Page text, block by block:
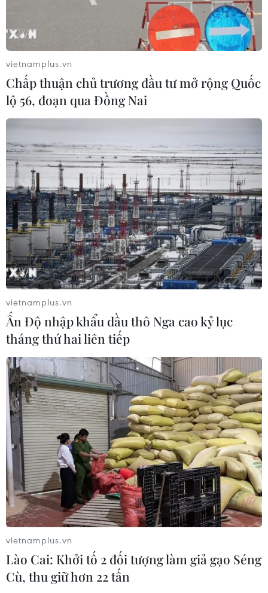
Hà Nội: Nhà liền thổ cao cấp dự báo ngày
càng chiếm lĩnh thị trường
06/07/2022 02:27
Nhận định triển vọng thị trường bất động sản thời gian
tới, nhất là 6 tháng cuối năm, giới chuyên gia cho rằng
nhà liền thổ cao cấp sẽ ngày càng chiếm lĩnh thị trường,
xu hướng giá cũng sẽ tăng.​
Tiềm năng thị trường bất động sản tại Bà
Rịa-Vũng Tàu
12/07/2022 02:28
Với vị trí thuận lợi nằm trong vùng kinh tế trọng điểm
phía Nam, cách TP.HCM 1 giờ 30 phút di chuyển, Bà
Rịa-Vũng Tàu có tốc độ phát triển kinh tế mạnh mẽ, dẫn
đầu tiềm năng du lịch của Đông Nam Bộ.
vietnamplus.vn
Chấp thuận chủ trương đầu tư mở rộng Quốc
lộ 56, đoạn qua Đồng Nai
vietnamplus.vn
Ấn Độ nhập khẩu dầu thô Nga cao kỷ lục
tháng thứ hai liên tiếp
vietnamplus.vn
Lào Cai: Khởi tố 2 đối tượng làm giả gạo Séng
Cù, thu giữ hơn 22 tấn